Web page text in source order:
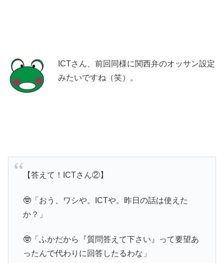
ICTさん、前回同様に関西弁のオッサン設定
みたいですね（笑）。
【答えて！ICTさん②】
🤓「おう、ワシや。ICTや。昨日の話は使えた
か？」
🤓「ふかだから『質問答えて下さい』って要望あ
ったんで代わりに回答したるわな」